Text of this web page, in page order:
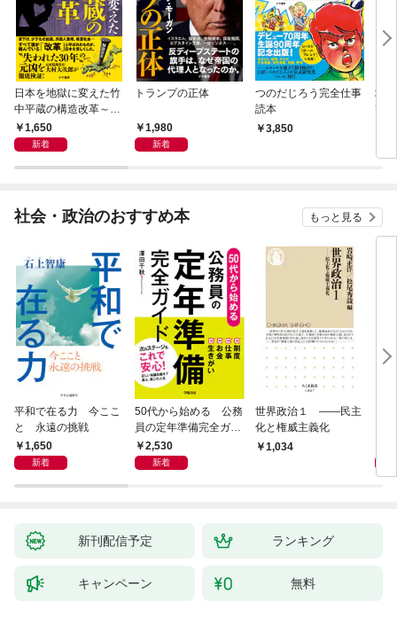
日本を地獄に変えた竹
中平蔵の構造改革～な
ぜ我々の生活は苦しい
のか？
1,650
新着
トランプの正体
1,980
新着
つのだじろう完全仕事
読本
3,850
増
密
社会・政治のおすすめ本 もっと見る
平和で在る力 今ここ
と 永遠の挑戦
1,650
新着
50代から始める 公務
員の定年準備完全ガイ
ド2,530
新着
世界政治１ ――民主
化と権威主義化
1,034
新刊配信予定 ランキング
キャンペーン 無料